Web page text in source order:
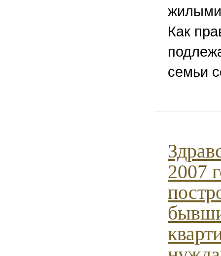
Как
семьи
2007